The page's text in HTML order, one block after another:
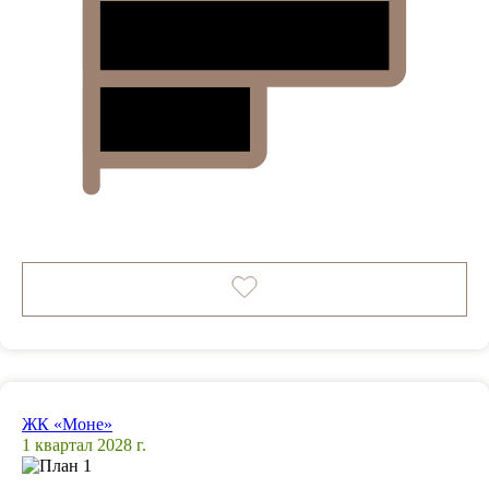
ЖК «Моне»
1 квартал 2028 г.